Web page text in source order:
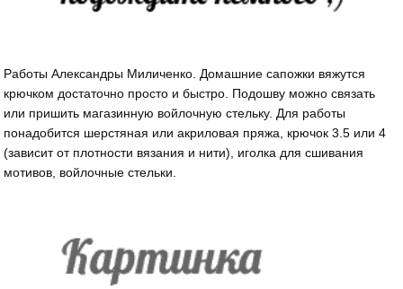
Работы Александры Миличенко. Домашние сапожки вяжутся
крючком достаточно просто и быстро. Подошву можно связать
или пришить магазинную войлочную стельку. Для работы
понадобится шерстяная или акриловая пряжа, крючок 3.5 или 4
(зависит от плотности вязания и нити), иголка для сшивания
мотивов, войлочные стельки.